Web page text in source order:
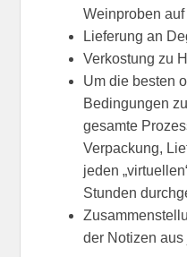
Weinproben auf
Lieferung an
Verkostung zu
Um die besten
Bedingungen
gesamte
Verpackung,
jeden
Stunden
der Notizen aus